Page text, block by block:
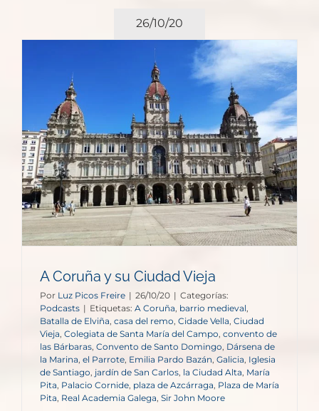
26/10/20
A Coruña y su Ciudad Vieja
Por Luz Picos Freire | 26/10/20 | Categorías:
Podcasts | Etiquetas: A Coruña, barrio medieval,
Batalla de Elviña, casa del remo, Cidade Vella, Ciudad
Vieja, Colegiata de Santa María del Campo, convento de
las Bárbaras, Convento de Santo Domingo, Dársena de
la Marina, el Parrote, Emilia Pardo Bazán, Galicia, Iglesia
de Santiago, jardín de San Carlos, la Ciudad Alta, María
Pita, Palacio Cornide, plaza de Azcárraga, Plaza de María
Pita, Real Academia Galega, Sir John Moore